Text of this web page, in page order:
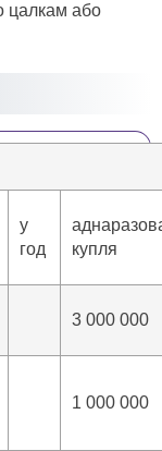
цалкам або
у
год
купля
3 000 000
1 000 000